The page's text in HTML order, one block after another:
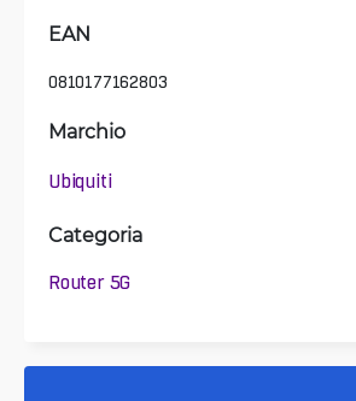
EAN
0810177162803
Marchio
Ubiquiti
Categoria
Router 5G